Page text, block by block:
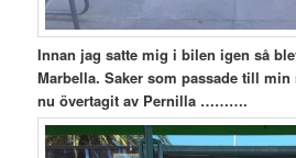
Innan jag satte mig i bilen igen så
Marbella. Saker som passade till
nu övertagit av Pernilla ……….